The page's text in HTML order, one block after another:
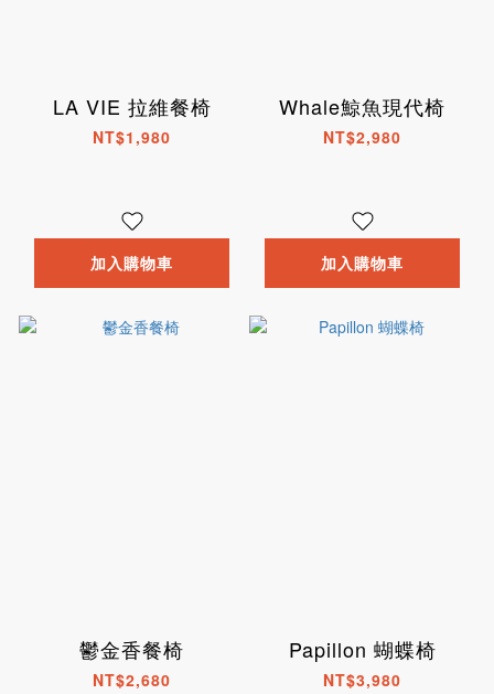
LA VIE 拉維餐椅
NT$1,980
加入購物車
Whale鯨魚現代椅
NT$2,980
加入購物車
鬱金香餐椅
NT$2,680
Papillon 蝴蝶椅
NT$3,980